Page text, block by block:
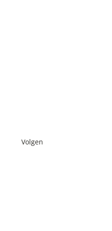
Volgen